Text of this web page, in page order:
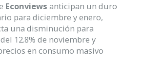
Econviews anticipan un duro
para diciembre y enero,
una disminución para
12.8% de noviembre y
en consumo masivo